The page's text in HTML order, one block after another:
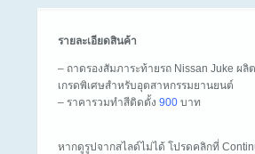
รายละเอียดสินค้า
– ถาดรองสัมภาระท้ายรถ Nissan Juke ผลิ
เกรดพิเศษสำหรับอุตสาหกรรมยานยนต์
– ราคารวมทำสีติดตั้ง 900 บาท
หากดูรูปจากสไลด์ไม่ได้ โปรดคลิกที่